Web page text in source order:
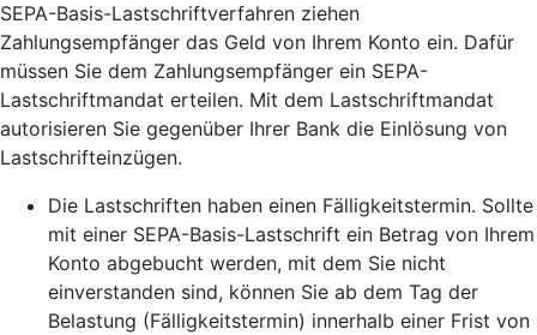
SEPA-Basis-Lastschriftverfahren ziehen
Zahlungsempfänger das Geld von Ihrem Konto ein. Dafür
müssen Sie dem Zahlungsempfänger ein SEPA-
Lastschriftmandat erteilen. Mit dem Lastschriftmandat
autorisieren Sie gegenüber Ihrer Bank die Einlösung von
Lastschrifteinzügen.
Die Lastschriften haben einen Fälligkeitstermin. Sollte
mit einer SEPA-Basis-Lastschrift ein Betrag von Ihrem
Konto abgebucht werden, mit dem Sie nicht
einverstanden sind, können Sie ab dem Tag der
Belastung (Fälligkeitstermin) innerhalb einer Frist von